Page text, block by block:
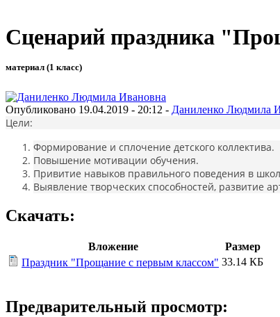
Сценарий праздника
материал (1 класс)
Опубликовано 19.04.2019 - 20:12 - Даниленко Людмила
Цели:
Формирование и сплочение детского коллектива.
Повышение мотивации обучения.
Привитие навыков правильного поведения в
Выявление творческих способностей, развитие
Скачать:
Вложение
Размер
Праздник "Прощание с первым классом" 33.14 КБ
Предварительный просмотр: